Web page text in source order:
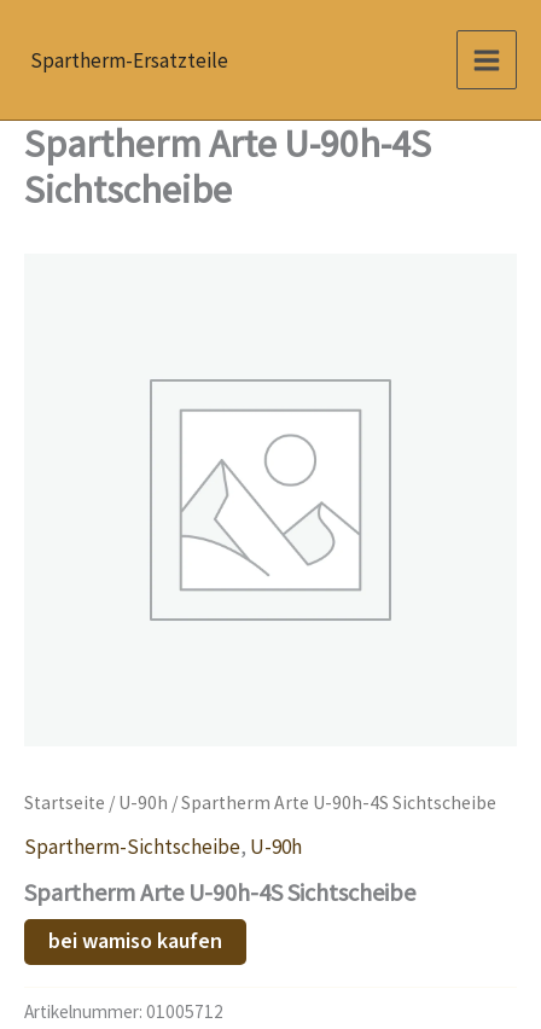
InhaltSpartherm-Ersatzteile
Spartherm Arte U-90h-4S
Sichtscheibe
Startseite / U-90h / Spartherm Arte U-90h-4S Sichtscheibe
Spartherm-Sichtscheibe, U-90h
Spartherm Arte U-90h-4S Sichtscheibe
bei wamiso kaufen
Artikelnummer: 01005712